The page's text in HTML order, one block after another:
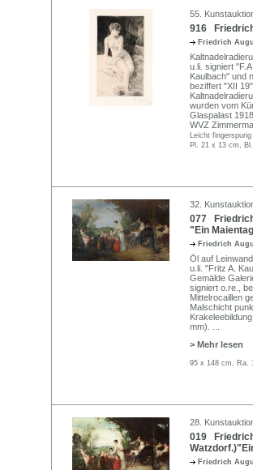
55.
916
Friedrich
u.li. signiert
Kaulbach" und
beziffert "XII
wurden vom
Glaspalast
WVZ
Leicht
Pl. 21 x 13 cm,
32.
077
"Ein
Friedrich
Öl auf
u.li. "Fritz A.
Gemälde
signiert o.re.,
Mittelrocaillen
Malschicht
mm).
> Mehr lesen
95 x 148 cm, Ra.
28.
019
Friedrich